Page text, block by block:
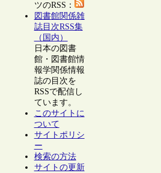
ツのRSS：
図書館関係雑
誌目次RSS集
（国内）
日本の図書
館・図書館情
報学関係情報
誌の目次を
RSSで配信し
ています。
このサイトに
ついて
サイトポリシ
ー
検索の方法
サイトの更新